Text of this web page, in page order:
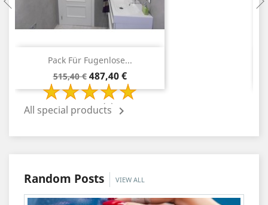
Pack Für Fugenlose...
Verkaufspreis
515,40 €Preis
487,40 €
2 Review(s)
All special products 
Random Posts VIEW ALL